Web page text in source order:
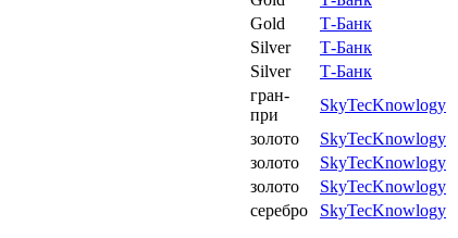
Gold
Т-Банк
Silver
Т-Банк
Silver
Т-Банк
гран-
при
SkyTecKnowlogy
золото
SkyTecKnowlogy
золото
SkyTecKnowlogy
золото
SkyTecKnowlogy
серебро SkyTecKnowlogy